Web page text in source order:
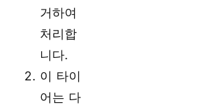
거하여
처리합
니다.
이 타이
어는 다